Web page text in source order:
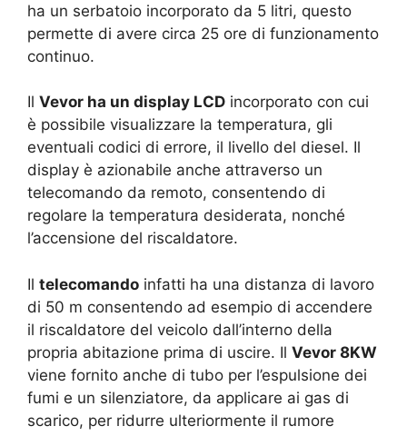
ha un serbatoio incorporato da 5 litri, questo
permette di avere circa 25 ore di funzionamento
continuo.
Il Vevor ha un display LCD incorporato con cui
è possibile visualizzare la temperatura, gli
eventuali codici di errore, il livello del diesel. Il
display è azionabile anche attraverso un
telecomando da remoto, consentendo di
regolare la temperatura desiderata, nonché
l’accensione del riscaldatore.
Il telecomando infatti ha una distanza di lavoro
di 50 m consentendo ad esempio di accendere
il riscaldatore del veicolo dall’interno della
propria abitazione prima di uscire. Il Vevor 8KW
viene fornito anche di tubo per l’espulsione dei
fumi e un silenziatore, da applicare ai gas di
scarico, per ridurre ulteriormente il rumore